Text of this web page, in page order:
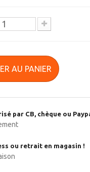
AU PANIER
par CB, chèque ou
ou retrait en magasin !